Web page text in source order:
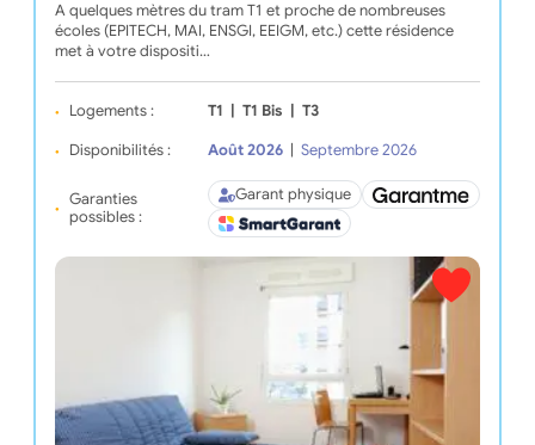
A quelques mètres du tram T1 et proche de nombreuses
écoles (EPITECH, MAI, ENSGI, EEIGM, etc.) cette résidence
met à votre dispositi…
Logements : T1 T1 Bis T3
Disponibilités : Août 2026 Septembre 2026
Garanties
possibles :
Garant physique